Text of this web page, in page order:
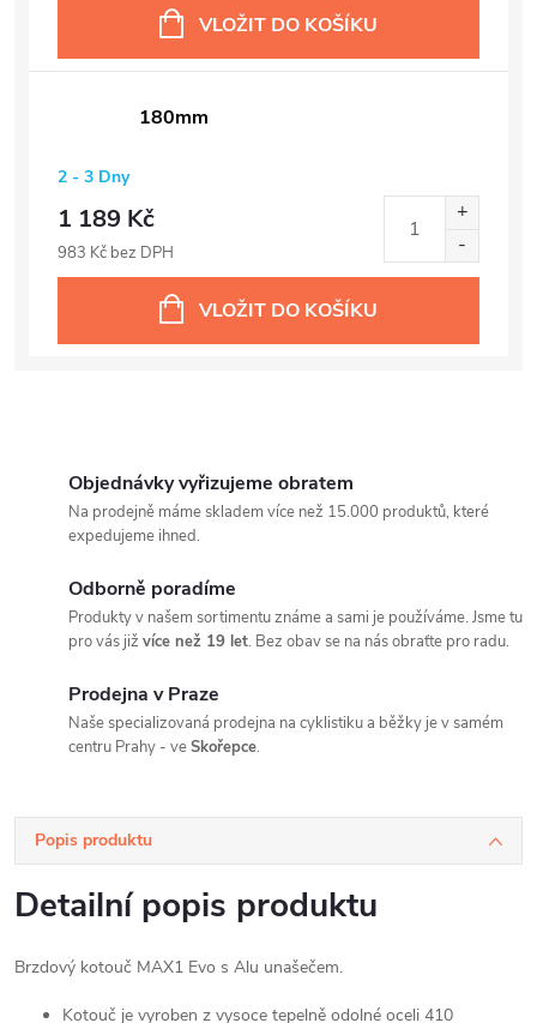
VLOŽIT DO KOŠÍKU
180mm
2 - 3 Dny
1 189 Kč
983 Kč bez DPH
VLOŽIT DO KOŠÍKU
Objednávky vyřizujeme obratem
Na prodejně máme skladem více než 15.000 produktů, které
expedujeme ihned.
Odborně poradíme
Produkty v našem sortimentu známe a sami je používáme. Jsme tu
pro vás již více než 19 let. Bez obav se na nás obraťte pro radu.
Prodejna v Praze
Naše specializovaná prodejna na cyklistiku a běžky je v samém
centru Prahy - veSkořepce.
Popis produktu
Detailní popis produktu
Brzdový kotouč MAX1 Evo s Alu unašečem.
Kotouč je vyroben z vysoce tepelně odolné oceli 410